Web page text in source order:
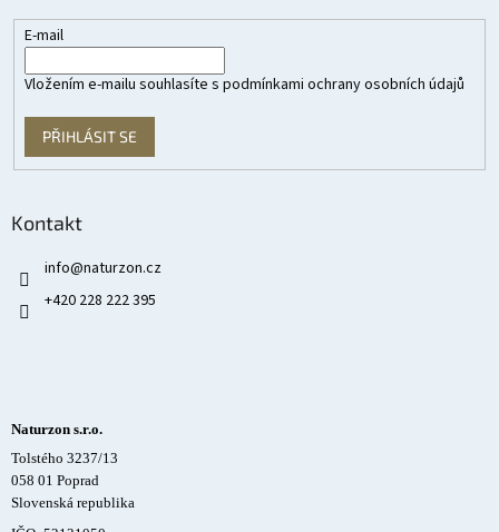
E-mail
Vložením e-mailu souhlasíte s podmínkami ochrany osobních údajů
PŘIHLÁSIT SE
Kontakt
info@naturzon.cz
+420 228 222 395
Naturzon s.r.o.
Tolstého 3237/13
058 01 Poprad
Slovenská republika